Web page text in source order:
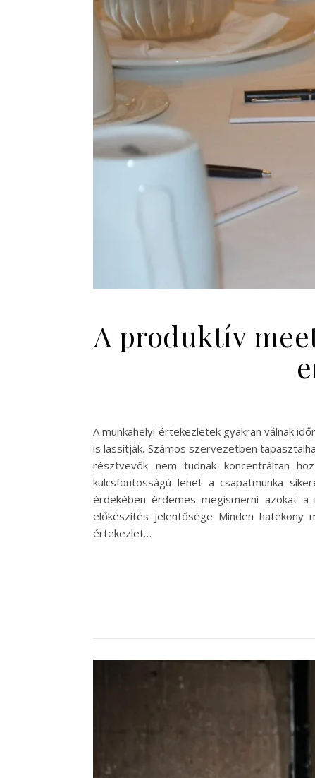
A produktív
A munkahelyi értekezletek gyakran válnak
is lassítják. Számos szervezetben
résztvevők nem tudnak koncentráltan
kulcsfontosságú lehet a csapatmunka
érdekében érdemes megismerni azokat a
előkészítés jelentősége Minden hatékony
értekezlet…